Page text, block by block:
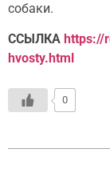
собаки.
ССЫЛКА
hvosty.html
0